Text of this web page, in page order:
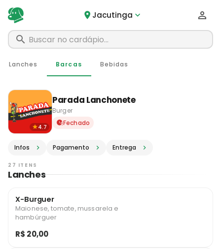
Jacutinga
4.7
Parada Lanchonete
Burger
Delivery em Jacutinga -
Fechado
Infos Pagamento Entrega
Lanches Barcas Bebidas
27 ITENS
Lanches
X-Burguer
Maionese, tomate, mussarela e
hambúrguer
R$ 20,00